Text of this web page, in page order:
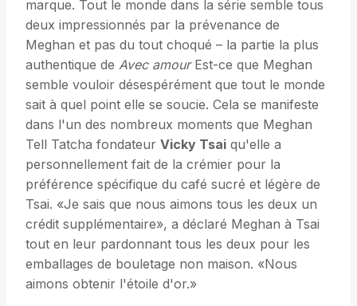
marque. Tout le monde dans la série semble tous
deux impressionnés par la prévenance de
Meghan et pas du tout choqué – la partie la plus
authentique de Avec amourEst-ce que Meghan
semble vouloir désespérément que tout le monde
sait à quel point elle se soucie. Cela se manifeste
dans l'un des nombreux moments que Meghan
Tell Tatcha fondateur Vicky Tsai qu'elle a
personnellement fait de la crémier pour la
préférence spécifique du café sucré et légère de
Tsai. «Je sais que nous aimons tous les deux un
crédit supplémentaire», a déclaré Meghan à Tsai
tout en leur pardonnant tous les deux pour les
emballages de bouletage non maison. «Nous
aimons obtenir l'étoile d'or.»